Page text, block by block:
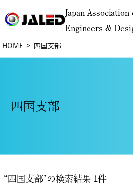
Japan
Engineers &
HOME 四国支部
四国支部
“四国支部”の検索結果 1件